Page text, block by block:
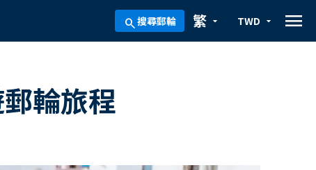
search搜尋郵輪 arrow_drop_down
繁 arrow_drop_down
TWD menu
輪旅程